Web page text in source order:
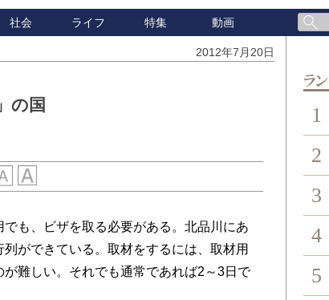
社会 ライフ 特集 動画
2012年7月20日
の国
も、ビザを取る必要がある。北品川にあ
ができている。取材をするには、取材用
難しい。それでも通常であれば2～3日で
1
2
3
4
5